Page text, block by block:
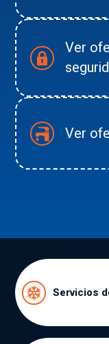
Ver
Ver
Servicios